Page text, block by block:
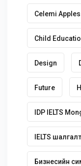
Celemi
Child
Design
Future
IDP IELTS
IELTS шалгалт
Бизнесийн